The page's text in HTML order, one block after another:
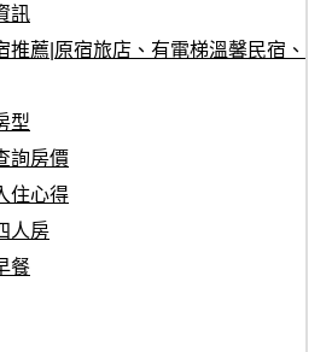
訊
推薦|原宿旅店、有電梯溫馨民宿、
型
詢房價
住心得
人房
餐